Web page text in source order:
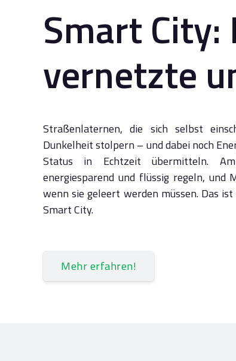
Smart
vernetzte
Straßenlaternen, die sich selbst
Dunkelheit stolpern – und dabei noch
Status in Echtzeit übermitteln.
energiesparend und flüssig regeln, und
wenn sie geleert werden müssen. Das
Smart City.
Mehr erfahren!